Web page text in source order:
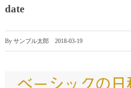
date
By サンプル太郎 2018-03-19